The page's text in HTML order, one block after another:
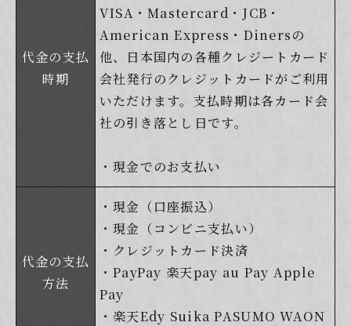
代金の支払
時期
VISA・Mastercard・JCB・
American Express・Dinersの
他、日本国内の各種クレジートカード
会社発行のクレジットカードがご利用
いただけます。支払時期は各カード会
社の引き落とし日です。
・現金でのお支払い
代金の支払
方法
・現金（口座振込）
・現金（コンビニ支払い）
・クレジットカード決済
・PayPay 楽天pay au Pay Apple
Pay
・楽天Edy Suika PASUMO WAON